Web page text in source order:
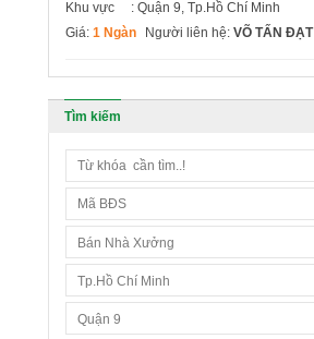
Khu vực
: Quận 9, Tp.Hồ Chí Minh
Giá: 1 Ngàn Người liên hệ: VÕ TẤN ĐẠT
Tìm kiếm
Bán Nhà Xưởng
Tp.Hồ Chí Minh
Quận 9